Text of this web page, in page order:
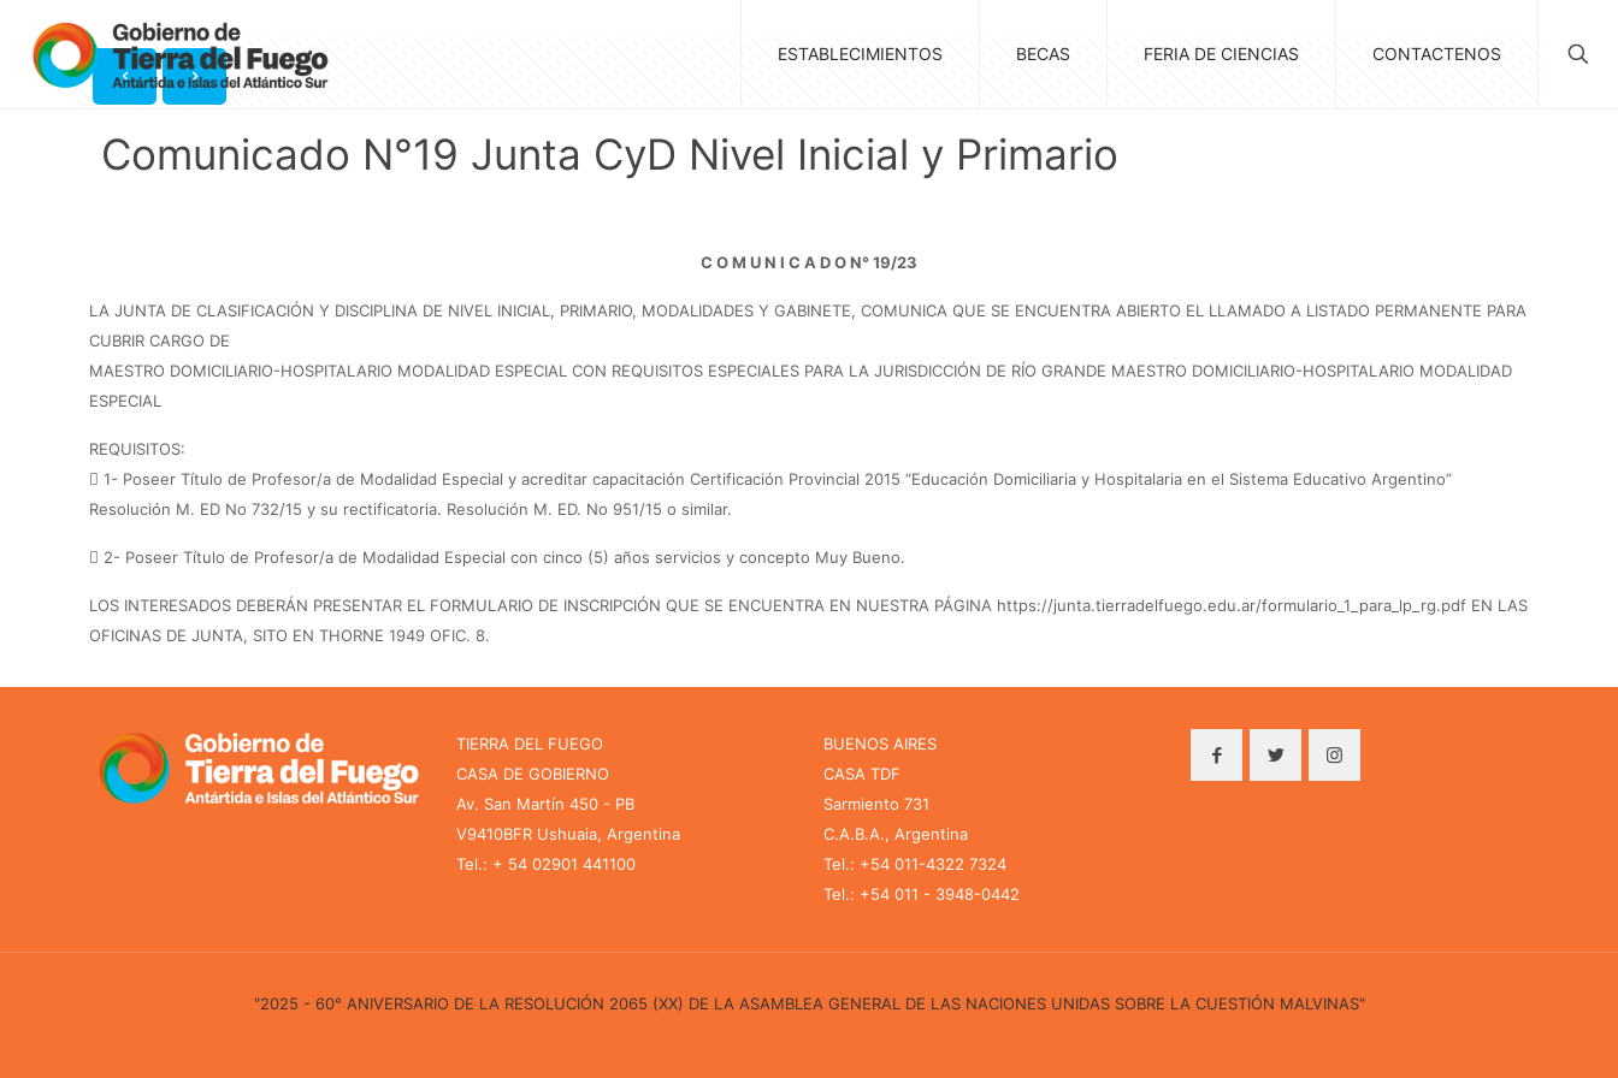
ESTABLECIMIENTOS BECAS FERIA DE CIENCIAS CONTACTENOS
Comunicado N°19 Junta CyD Nivel Inicial y Primario
C O M U N I C A D O N° 19/23
LA JUNTA DE CLASIFICACIÓN Y DISCIPLINA DE NIVEL INICIAL, PRIMARIO, MODALIDADES Y GABINETE, COMUNICA QUE SE ENCUENTRA ABIERTO EL LLAMADO A LISTADO PERMANENTE PARA
CUBRIR CARGO DE
MAESTRO DOMICILIARIO-HOSPITALARIO MODALIDAD ESPECIAL CON REQUISITOS ESPECIALES PARA LA JURISDICCIÓN DE RÍO GRANDE MAESTRO DOMICILIARIO-HOSPITALARIO MODALIDAD
ESPECIAL
REQUISITOS:
 1- Poseer Título de Profesor/a de Modalidad Especial y acreditar capacitación Certificación Provincial 2015 “Educación Domiciliaria y Hospitalaria en el Sistema Educativo Argentino”
Resolución M. ED No 732/15 y su rectificatoria. Resolución M. ED. No 951/15 o similar.
 2- Poseer Título de Profesor/a de Modalidad Especial con cinco (5) años servicios y concepto Muy Bueno.
LOS INTERESADOS DEBERÁN PRESENTAR EL FORMULARIO DE INSCRIPCIÓN QUE SE ENCUENTRA EN NUESTRA PÁGINA https://junta.tierradelfuego.edu.ar/formulario_1_para_lp_rg.pdf EN LAS
OFICINAS DE JUNTA, SITO EN THORNE 1949 OFIC. 8.
TIERRA DEL FUEGO
CASA DE GOBIERNO
Av. San Martín 450 - PB
V9410BFR Ushuaia, Argentina
Tel.: + 54 02901 441100
BUENOS AIRES
CASA TDF
Sarmiento 731
C.A.B.A., Argentina
Tel.: +54 011-4322 7324
Tel.: +54 011 - 3948-0442
"2025 - 60° ANIVERSARIO DE LA RESOLUCIÓN 2065 (XX) DE LA ASAMBLEA GENERAL DE LAS NACIONES UNIDAS SOBRE LA CUESTIÓN MALVINAS"